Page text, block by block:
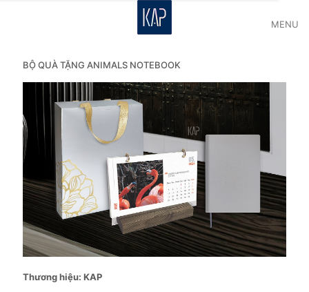
MENU
BỘ QUÀ TẶNG ANIMALS NOTEBOOK
Thương hiệu: KAP